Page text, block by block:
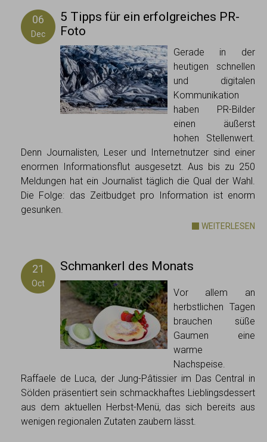
06
Dec
5 Tipps für ein erfolgreiches PR-
Foto
Gerade in der
heutigen schnellen
und digitalen
Kommunikation
haben PR-Bilder
einen äußerst
hohen Stellenwert.
Denn Journalisten, Leser und Internetnutzer sind einer
enormen Informationsflut ausgesetzt. Aus bis zu 250
Meldungen hat ein Journalist täglich die Qual der Wahl.
Die Folge: das Zeitbudget pro Information ist enorm
gesunken.
WEITERLESEN
21
Oct
Schmankerl des Monats
Vor allem an
herbstlichen Tagen
brauchen süße
Gaumen eine
warme
Nachspeise.
Raffaele de Luca, der Jung-Pâtissier im Das Central in
Sölden präsentiert sein schmackhaftes Lieblingsdessert
aus dem aktuellen Herbst-Menü, das sich bereits aus
wenigen regionalen Zutaten zaubern lässt.